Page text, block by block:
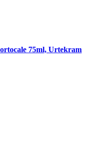
75ml, Urtekram